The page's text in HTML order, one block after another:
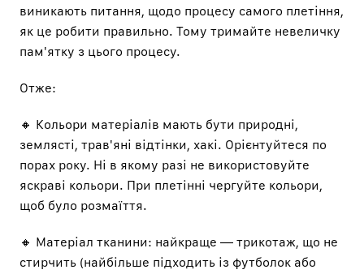
виникають питання, щодо процесу самого плетіння,
як це робити правильно. Тому тримайте невеличку
пам'ятку з цього процесу.
Отже:
🔸 Кольори матеріалів мають бути природні,
землясті, трав'яні відтінки, хакі. Орієнтуйтеся по
порах року. Ні в якому разі не використовуйте
яскраві кольори. При плетінні чергуйте кольори,
щоб було розмаїття.
🔸 Матеріал тканини: найкраще — трикотаж, що не
стирчить (найбільше підходить із футболок або